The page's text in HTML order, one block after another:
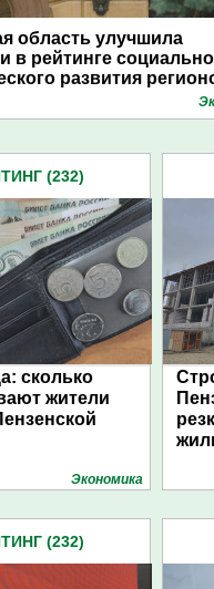
область улучшила
в рейтинге
развития
(232)
сколько
жители
Экономика
(232)